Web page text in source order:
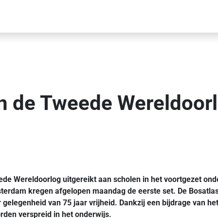
de Tweede
Wereldoorlog uitgereikt aan scholen in het voortgezet
kregen afgelopen maandag de eerste set. De
van 75 jaar vrijheid. Dankzij een bijdrage van
verspreid in het onderwijs.